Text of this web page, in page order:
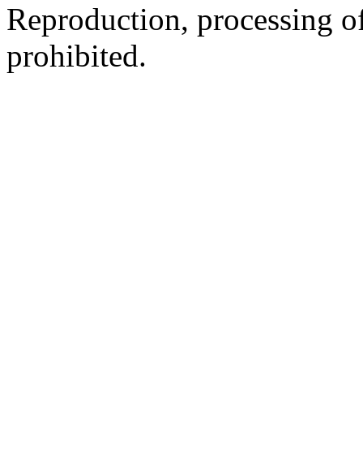
Reproduction, processing
prohibited.